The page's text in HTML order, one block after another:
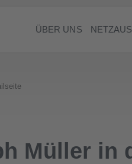
ÜBER UNS
Müller in